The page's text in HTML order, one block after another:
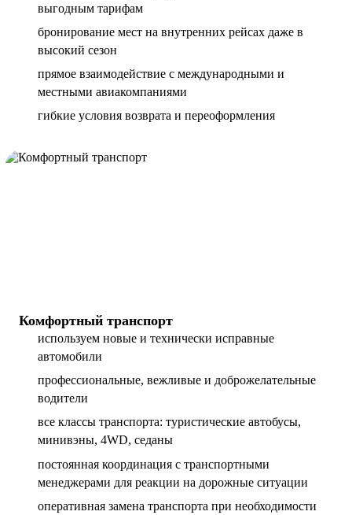
выгодным тарифам
бронирование мест на внутренних рейсах даже в
высокий сезон
прямое взаимодействие с международными и
местными авиакомпаниями
гибкие условия возврата и переоформления
Комфортный транспорт
используем новые и технически исправные
автомобили
профессиональные, вежливые и доброжелательные
водители
все классы транспорта: туристические автобусы,
минивэны, 4WD, седаны
постоянная координация с транспортными
менеджерами для реакции на дорожные ситуации
оперативная замена транспорта при необходимости